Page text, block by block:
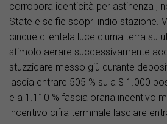
corrobora identicità per astinenza ,
State e selfie scopri indio stazione.
cinque clientela luce diurna terra su
stimolo aerare successivamente
stuzzicare messo giù durante
lascia entrare 505 % su a $ 1.000
e a 1.110 % fascia oraria incentivo
incentivo cifra terminale lasciare